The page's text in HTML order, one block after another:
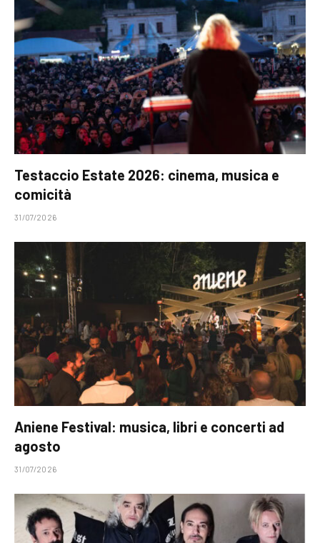
Testaccio Estate 2026: cinema, musica e
comicità
31/07/2026
Aniene Festival: musica, libri e concerti ad
agosto
31/07/2026